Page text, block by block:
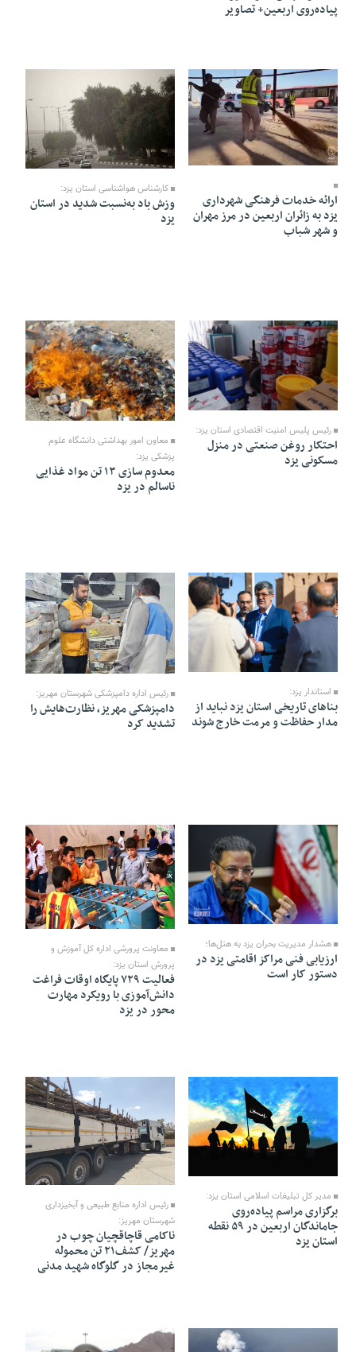
پیاده‌روی اربعین+ تصاویر
12 Mordad 1405 - 18:48
ارائه خدمات فرهنگی شهرداری
یزد به زائران اربعین در مرز مهران
و شهر شباب
12 Mordad 1405 - 18:47
کارشناس هواشناسی استان یزد:
وزش باد به‌نسبت شدید در استان
یزد
12 Mordad 1405 - 18:45
رئیس پلیس امنیت اقتصادی استان یزد:
احتکار روغن صنعتی در منزل
مسکونی یزد
12 Mordad 1405 - 18:44
معاون امور بهداشتی دانشگاه علوم
پزشکی یزد:
معدوم سازی ۱۳ تن مواد غذایی
ناسالم در یزد
12 Mordad 1405 - 18:38
استاندار یزد:
بنا‌های تاریخی استان یزد نباید از
مدار حفاظت و مرمت خارج شوند
رئیس اداره دامپزشکی شهرستان مهریز:
دامپزشکی مهریز، نظارت‌هایش را
تشدید کرد
12 Mordad 1405 - 18:30
هشدار مدیریت بحران یزد به هتل‌ها؛
ارزیابی فنی مراکز اقامتی یزد در
دستور کار است
12 Mordad 1405 - 18:24
معاونت پرورشی اداره کل آموزش و
پرورش استان یزد:
فعالیت ۷۲۹ پایگاه اوقات فراغت
دانش‌آموزی با رویکرد مهارت
محور در یزد
مدیر کل تبلیغات اسلامی استان یزد:
برگزاری مراسم پیاده‌روی
جاماندگان اربعین در ۵۹ نقطه
استان یزد
12 Mordad 1405 - 11:48
رئیس اداره منابع طبیعی و آبخیزداری
شهرستان مهریز:
ناکامی قاچاقچیان چوب در
مهریز/ کشف۲۱ تن محموله
غیرمجاز در گلوگاه شهید مدنی